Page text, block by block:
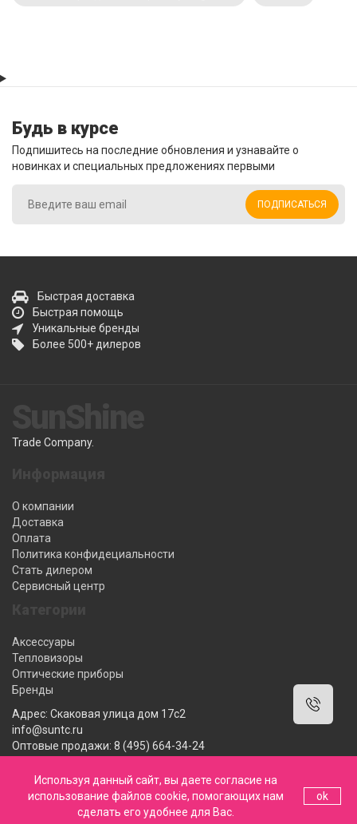
Будь в курсе
Подпишитесь на последние обновления и узнавайте о
новинках и специальных предложениях первыми
ПОДПИСАТЬСЯ
Быстрая доставка
Быстрая помощь
Уникальные бренды
Более 500+ дилеров
Trade Company.
О компании
Доставка
Оплата
Политика конфидециальности
Стать дилером
Сервисный центр
Аксессуары
Тепловизоры
Оптические приборы
Бренды
Адрес: Скаковая улица дом 17с2
info@suntc.ru
Оптовые продажи: 8 (495) 664-34-24
Мы работаем: 10:00-18:00 ПН-ПТ
Используя данный сайт, вы даете согласие на
использование файлов cookie, помогающих нам
сделать его удобнее для Вас.
ok